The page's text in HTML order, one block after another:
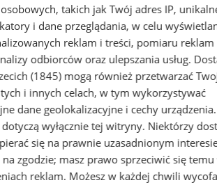
przez Chorzów i
HUTBANA 2026
takich jak Twój adres IP,
i dane przeglądania, w celu
reklam i treści, pomiaru reklam
odbiorców oraz ulepszania usług.
(1845)mogą również przetwarzać
i innych celach, w tym wykorzystywać
dane geolokalizacyjne i cechy
wyłącznie tej witryny. Niektórzy
się na prawnie uzasadnionym
zgodzie; masz prawo sprzeciwić się temu
reklam. Możesz w każdej chwili